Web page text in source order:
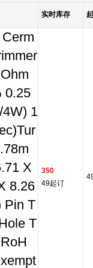
实时库存
0.25
4W) 1
X
8.26
Pin T
T
350
49起订